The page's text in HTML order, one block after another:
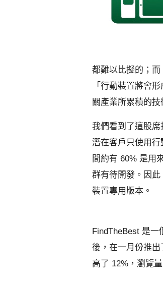
都難以比擬的；而
「行動裝置將會
關產業所累積的技
我們看到了這股
潛在客戶只使用
間約有 60% 是用
群有待開發。因
裝置專用版本。
FindTheBest 是
後，在一月份推
高了 12%，瀏覽